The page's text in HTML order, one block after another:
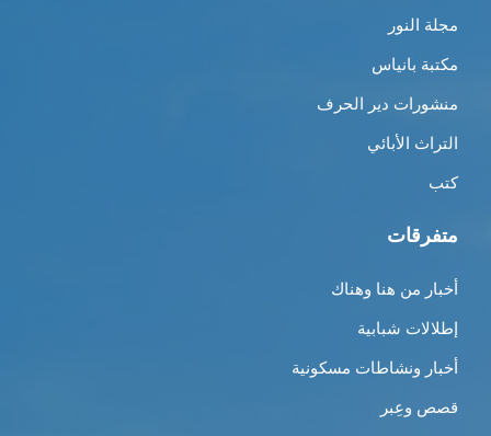
مجلة النور
مكتبة بانياس
منشورات دير الحرف
التراث الأبائي
كتب
متفرقات
أخبار من هنا وهناك
إطلالات شبابية
أخبار ونشاطات مسكونية
قصص وعِبر